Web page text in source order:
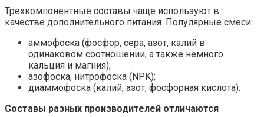
Трехкомпонентные составы чаще используют в
качестве дополнительного питания. Популярные смеси:
аммофоска (фосфор, сера, азот, калий в
одинаковом соотношении, а также немного
кальция и магния);
азофоска, нитрофоска (NPK);
диаммофоска (калий, азот, фосфорная кислота).
Составы разных производителей отличаются